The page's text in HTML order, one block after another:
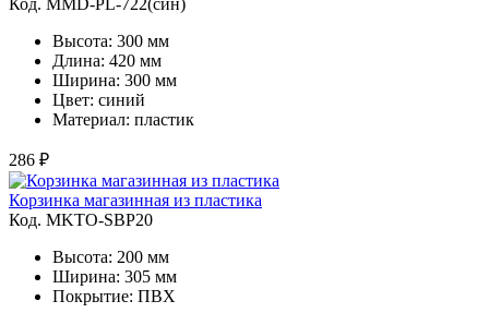
Высота: 300 мм
Длина: 420 мм
Ширина: 300 мм
Цвет: синий
Материал: пластик
286 ₽
Корзинка магазинная из пластика
Код. MKTO-SBP20
Высота: 200 мм
Ширина: 305 мм
Покрытие: ПВХ